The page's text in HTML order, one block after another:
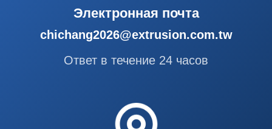
Электронная почта
chichang2026@extrusion.com.tw
Ответ в течение 24 часов